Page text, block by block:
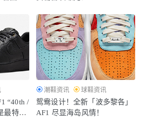
“40th /
最特别
潮鞋资讯 球鞋资讯
鸳鸯设计！全新「波多黎各」
AF1 尽显海岛风情！